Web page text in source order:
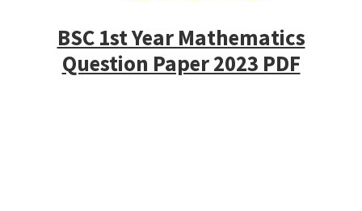
BSC 1st Year Mathematics
Question Paper 2023 PDF